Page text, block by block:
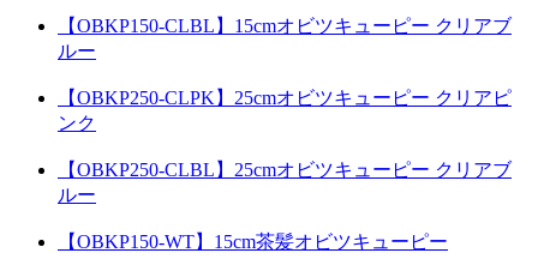
【OBKP150-CLBL】15cmオビツキューピー クリアブ
ルー
【OBKP250-CLPK】25cmオビツキューピー クリアピ
ンク
【OBKP250-CLBL】25cmオビツキューピー クリアブ
ルー
【OBKP150-WT】15cm茶髪オビツキューピー